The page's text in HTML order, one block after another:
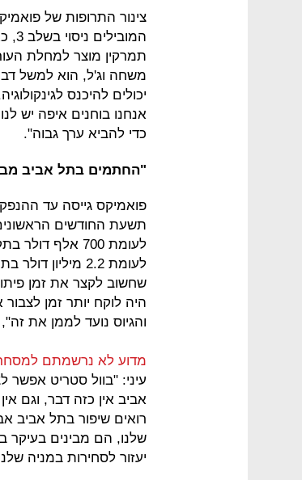
צינור התרופות של
תמרקין מוצר למחלת העור
משחה וג'ל, הוא למשל
יכולים להיכנס
אנחנו בוחנים איפה יש
כדי להביא ערך גבוה".
"החתמים בתל אביב
לעומת 2.2
שחשוב לקצר את זמן
והגיוס נועד לממן את
מדוע לא נרשמתם
עיני: "בוול סטריט
אביב אין כזה דבר, וגם
רואים שיפור בתל אביב
שלנו, הם מבינים בעיקר
יעזור לסחירות במניה